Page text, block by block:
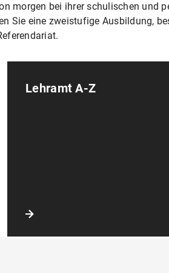
morgen bei ihrer schulischen
Sie eine zweistufige Ausbildung,
Lehramt A-Z